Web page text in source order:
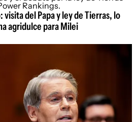
del Papa y ley de Tierras, lo
agridulce para Milei